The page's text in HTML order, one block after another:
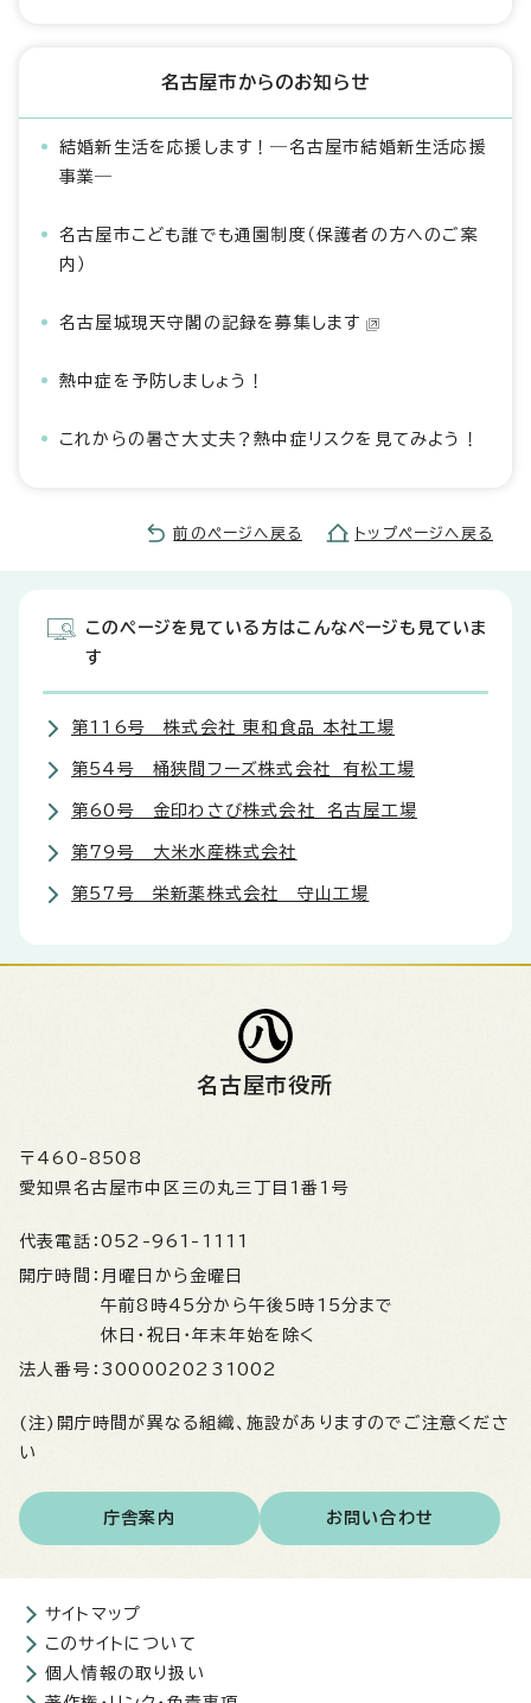
名古屋市からのお知らせ
結婚新生活を応援します！―名古屋市結婚新生活応援
事業―
名古屋市こども誰でも通園制度（保護者の方へのご案
内）
名古屋城現天守閣の記録を募集します
熱中症を予防しましょう！
これからの暑さ大丈夫？熱中症リスクを見てみよう！
前のページへ戻る トップページへ戻る
このページを見ている方はこんなページも見ていま
す
第116号 株式会社 東和食品 本社工場
第54号 桶狭間フーズ株式会社 有松工場
第60号 金印わさび株式会社 名古屋工場
第79号 大米水産株式会社
第57号 栄新薬株式会社 守山工場
名古屋市役所
〒460-8508
愛知県名古屋市中区三の丸三丁目1番1号
代表電話： 052-961-1111
開庁時間： 月曜日から金曜日
午前8時45分から午後5時15分まで
休日・祝日・年末年始を除く
法人番号： 3000020231002
(注)開庁時間が異なる組織、施設がありますのでご注意くださ
い
庁舎案内 お問い合わせ
サイトマップ
このサイトについて
個人情報の取り扱い